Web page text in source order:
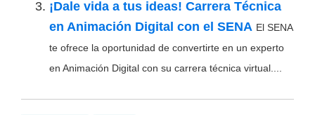
¡Dale vida a tus ideas! Carrera Técnica
en Animación Digital con el SENA El SENA
te ofrece la oportunidad de convertirte en un experto
en Animación Digital con su carrera técnica virtual....